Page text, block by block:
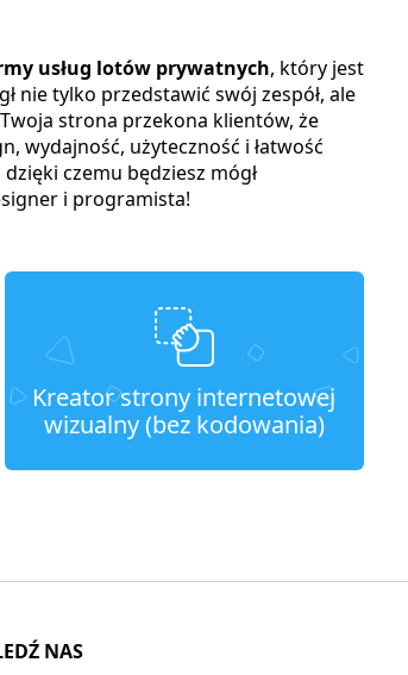
usług lotów prywatnych, który jest
nie tylko przedstawić swój zespół, ale
strona przekona klientów, że
wydajność, użyteczność i łatwość
czemu będziesz mógł
i programista!
Kreator strony internetowej
wizualny (bez kodowania)
NAS